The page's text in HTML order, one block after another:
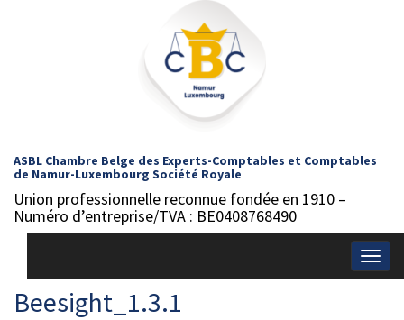
ASBL Chambre Belge des Experts-Comptables et Comptables
de Namur-Luxembourg Société Royale
Union professionnelle reconnue fondée en 1910 –
Numéro d’entreprise/TVA : BE0408768490
Beesight_1.3.1